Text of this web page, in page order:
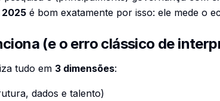
é bom exatamente por isso: ele mede o
(e o erro clássico de
tudo em 3 dimensões:
dados e talento)